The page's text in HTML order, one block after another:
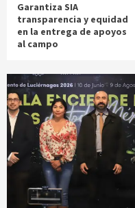
Garantiza SIA
transparencia y equidad
en la entrega de apoyos
al campo